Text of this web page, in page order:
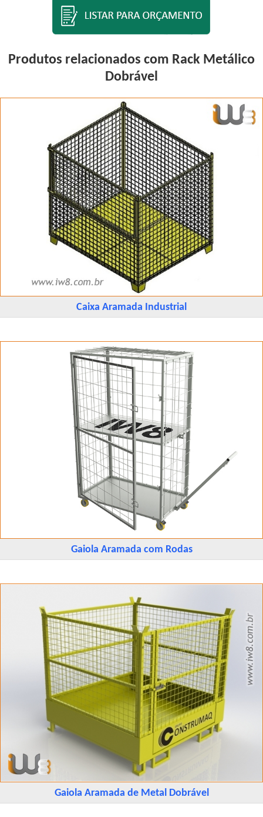
Produtos relacionados com Rack Metálico
Dobrável
Caixa Aramada Industrial
Gaiola Aramada com Rodas
Gaiola Aramada de Metal Dobrável